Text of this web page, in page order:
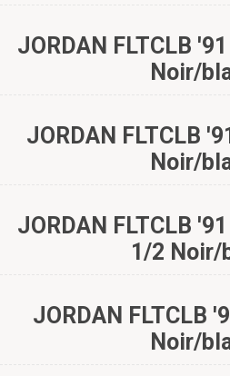
JORDAN FLTCLB
Noir/
JORDAN FLTCLB
Noir/
JORDAN FLTCLB
1/2 Noir/
JORDAN FLTCLB
Noir/